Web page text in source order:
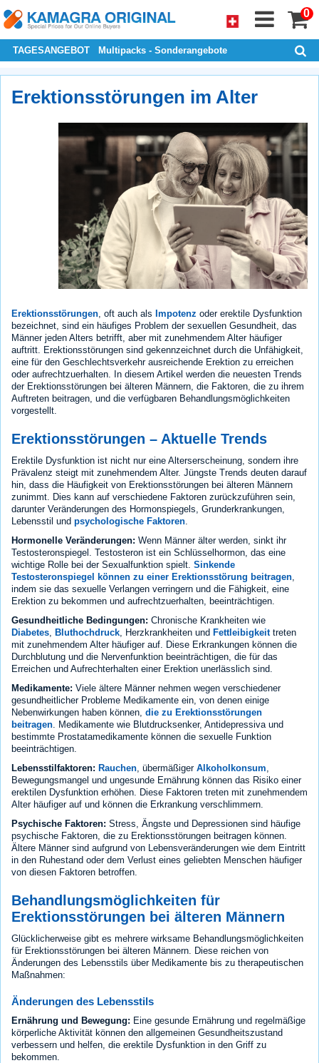
0
TAGESANGEBOT Multipacks - Sonderangebote
Erektionsstörungen im Alter
Erektionsstörungen , oft auch als Impotenz oder erektile Dysfunktion
bezeichnet, sind ein häufiges Problem der sexuellen Gesundheit, das
Männer jeden Alters betrifft, aber mit zunehmendem Alter häufiger
auftritt. Erektionsstörungen sind gekennzeichnet durch die Unfähigkeit,
eine für den Geschlechtsverkehr ausreichende Erektion zu erreichen
oder aufrechtzuerhalten. In diesem Artikel werden die neuesten Trends
der Erektionsstörungen bei älteren Männern, die Faktoren, die zu ihrem
Auftreten beitragen, und die verfügbaren Behandlungsmöglichkeiten
vorgestellt.
Erektionsstörungen – Aktuelle Trends
Erektile Dysfunktion ist nicht nur eine Alterserscheinung, sondern ihre
Prävalenz steigt mit zunehmendem Alter. Jüngste Trends deuten darauf
hin, dass die Häufigkeit von Erektionsstörungen bei älteren Männern
zunimmt. Dies kann auf verschiedene Faktoren zurückzuführen sein,
darunter Veränderungen des Hormonspiegels, Grunderkrankungen,
Lebensstil und psychologische Faktoren
Hormonelle Veränderungen: Wenn Männer älter werden, sinkt ihr
Testosteronspiegel. Testosteron ist ein Schlüsselhormon, das eine
wichtige Rolle bei der Sexualfunktion spielt. Sinkende
Testosteronspiegel können zu einer Erektionsstörung beitragen
indem sie das sexuelle Verlangen verringern und die Fähigkeit, eine
Erektion zu bekommen und aufrechtzuerhalten, beeinträchtigen.
Gesundheitliche Bedingungen: Chronische Krankheiten wie
Diabetes Bluthochdruck , Herzkrankheiten und Fettleibigkeittreten
mit zunehmendem Alter häufiger auf. Diese Erkrankungen können die
Durchblutung und die Nervenfunktion beeinträchtigen, die für das
Erreichen und Aufrechterhalten einer Erektion unerlässlich sind.
Medikamente: Viele ältere Männer nehmen wegen verschiedener
gesundheitlicher Probleme Medikamente ein, von denen einige
Nebenwirkungen haben können, die zu Erektionsstörungen
beitragen . Medikamente wie Blutdrucksenker, Antidepressiva und
bestimmte Prostatamedikamente können die sexuelle Funktion
beeinträchtigen.
Lebensstilfaktoren: Rauchen , übermäßiger Alkoholkonsum
Bewegungsmangel und ungesunde Ernährung können das Risiko einer
erektilen Dysfunktion erhöhen. Diese Faktoren treten mit zunehmendem
Alter häufiger auf und können die Erkrankung verschlimmern.
Psychische Faktoren: Stress, Ängste und Depressionen sind häufige
psychische Faktoren, die zu Erektionsstörungen beitragen können.
Ältere Männer sind aufgrund von Lebensveränderungen wie dem Eintritt
in den Ruhestand oder dem Verlust eines geliebten Menschen häufiger
von diesen Faktoren betroffen.
Behandlungsmöglichkeiten für
Erektionsstörungen bei älteren Männern
Glücklicherweise gibt es mehrere wirksame Behandlungsmöglichkeiten
für Erektionsstörungen bei älteren Männern. Diese reichen von
Änderungen des Lebensstils über Medikamente bis zu therapeutischen
Maßnahmen:
Änderungen des Lebensstils
Ernährung und Bewegung: Eine gesunde Ernährung und regelmäßige
körperliche Aktivität können den allgemeinen Gesundheitszustand
verbessern und helfen, die erektile Dysfunktion in den Griff zu
bekommen.